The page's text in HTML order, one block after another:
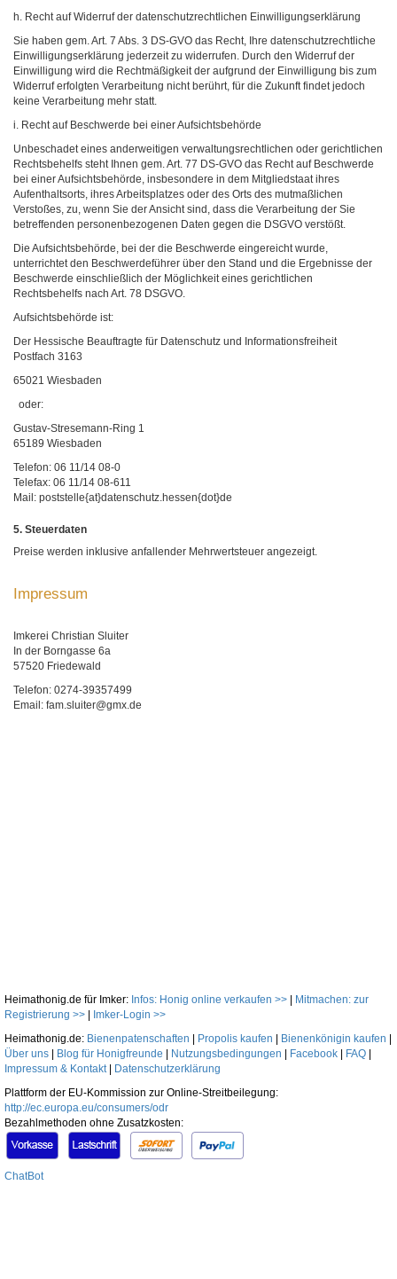
h. Recht auf Widerruf der datenschutzrechtlichen Einwilligungserklärung
Sie haben gem. Art. 7 Abs. 3 DS-GVO das Recht, Ihre datenschutzrechtliche
Einwilligungserklärung jederzeit zu widerrufen. Durch den Widerruf der
Einwilligung wird die Rechtmäßigkeit der aufgrund der Einwilligung bis zum
Widerruf erfolgten Verarbeitung nicht berührt, für die Zukunft findet jedoch
keine Verarbeitung mehr statt.
i. Recht auf Beschwerde bei einer Aufsichtsbehörde
Unbeschadet eines anderweitigen verwaltungsrechtlichen oder gerichtlichen
Rechtsbehelfs steht Ihnen gem. Art. 77 DS-GVO das Recht auf Beschwerde
bei einer Aufsichtsbehörde, insbesondere in dem Mitgliedstaat ihres
Aufenthaltsorts, ihres Arbeitsplatzes oder des Orts des mutmaßlichen
Verstoßes, zu, wenn Sie der Ansicht sind, dass die Verarbeitung der Sie
betreffenden personenbezogenen Daten gegen die DSGVO verstößt.
Die Aufsichtsbehörde, bei der die Beschwerde eingereicht wurde,
unterrichtet den Beschwerdeführer über den Stand und die Ergebnisse der
Beschwerde einschließlich der Möglichkeit eines gerichtlichen
Rechtsbehelfs nach Art. 78 DSGVO.
Aufsichtsbehörde ist:
Der Hessische Beauftragte für Datenschutz und Informationsfreiheit
Postfach 3163
65021 Wiesbaden
oder:
Gustav-Stresemann-Ring 1
65189 Wiesbaden
Telefon: 06 11/14 08-0
Telefax: 06 11/14 08-611
Mail: poststelle{at}datenschutz.hessen{dot}de
5. Steuerdaten
Preise werden inklusive anfallender Mehrwertsteuer angezeigt.
Impressum
Imkerei Christian Sluiter
In der Borngasse 6a
57520 Friedewald
Telefon: 0274-39357499
Email: fam.sluiter@gmx.de
Heimathonig.de für Imker: Infos: Honig online verkaufen >>
Mitmachen: zur
Registrierung >>
Imker-Login >>
Heimathonig.de: Bienenpatenschaften Propolis kaufen Bienenkönigin kaufen
Über uns
Blog für Honigfreunde Nutzungsbedingungen Facebook FAQ
Impressum & Kontakt|
Datenschutzerklärung
Plattform der EU-Kommission zur Online-Streitbeilegung:
http://ec.europa.eu/consumers/odr
Bezahlmethoden ohne Zusatzkosten:
ChatBot